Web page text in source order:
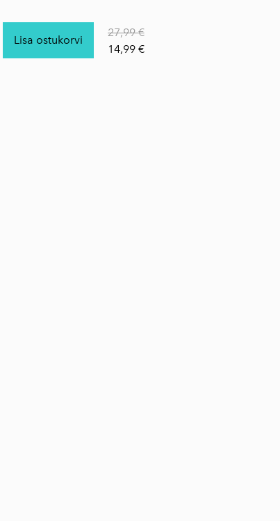
Lisa ostukorvi
27,99 €
14,99 €